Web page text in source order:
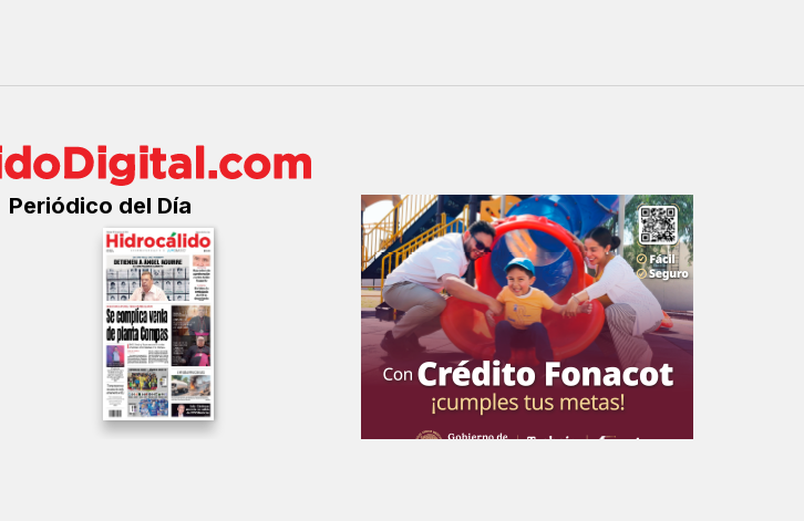
Periódico del Día